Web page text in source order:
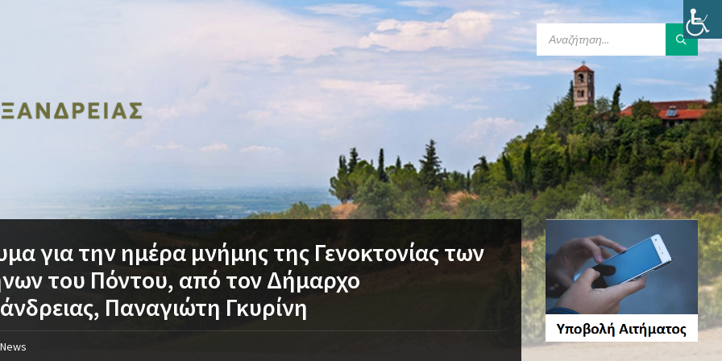
για την ημέρα μνήμης της Γενοκτονίας των
του Πόντου, από τον Δήμαρχο
Παναγιώτη Γκυρίνη
News